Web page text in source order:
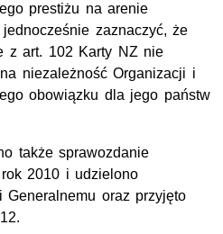
prestiżu na arenie
zaznaczyć, że
z art. 102 Karty NZ nie
niezależność Organizacji i
obowiązku dla jego państw
także sprawozdanie
2010 i udzielono
Generalnemu oraz przyjęto